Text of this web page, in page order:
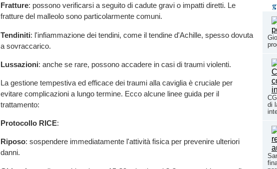
di
Fratture: possono verificarsi a seguito di cadute gravi o impatti diretti. Le
fratture del malleolo sono particolarmente comuni.
Tendiniti: l'infiammazione dei tendini, come il tendine d'Achille, spesso dovuta
a sovraccarico.
Lussazioni: anche se rare, possono accadere in casi di traumi violenti.
La gestione tempestiva ed efficace dei traumi alla caviglia è cruciale per
evitare complicazioni a lungo termine. Ecco alcune linee guida per il
trattamento:
Protocollo RICE:
Riposo: sospendere immediatamente l'attività fisica per prevenire ulteriori
danni.